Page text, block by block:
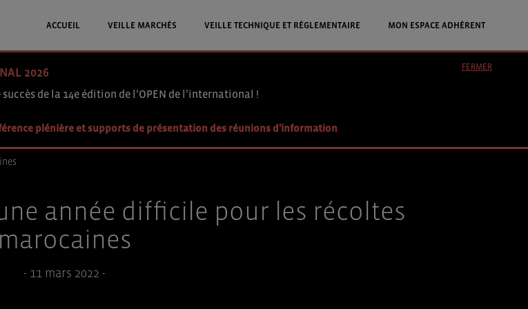
ACCUEIL VEILLE MARCHÉS VEILLE TECHNIQUE ET RÉGLEMENTAIRE MON ESPACE ADHÉRENT
2026
de la 14e édition de l’OPEN de l’international !
plénière et supports de présentation des réunions d'information
FERMER
année difficile pour les récoltes
marocaines
- 11 mars 2022 -